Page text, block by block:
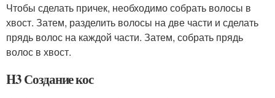
Чтобы сделать причек, необходимо собрать волосы в
хвост. Затем, разделить волосы на две части и сделать
прядь волос на каждой части. Затем, собрать прядь
волос в хвост.
H3 Создание кос